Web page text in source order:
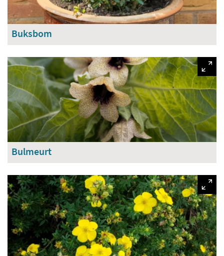
Buksbom
Bulmeurt